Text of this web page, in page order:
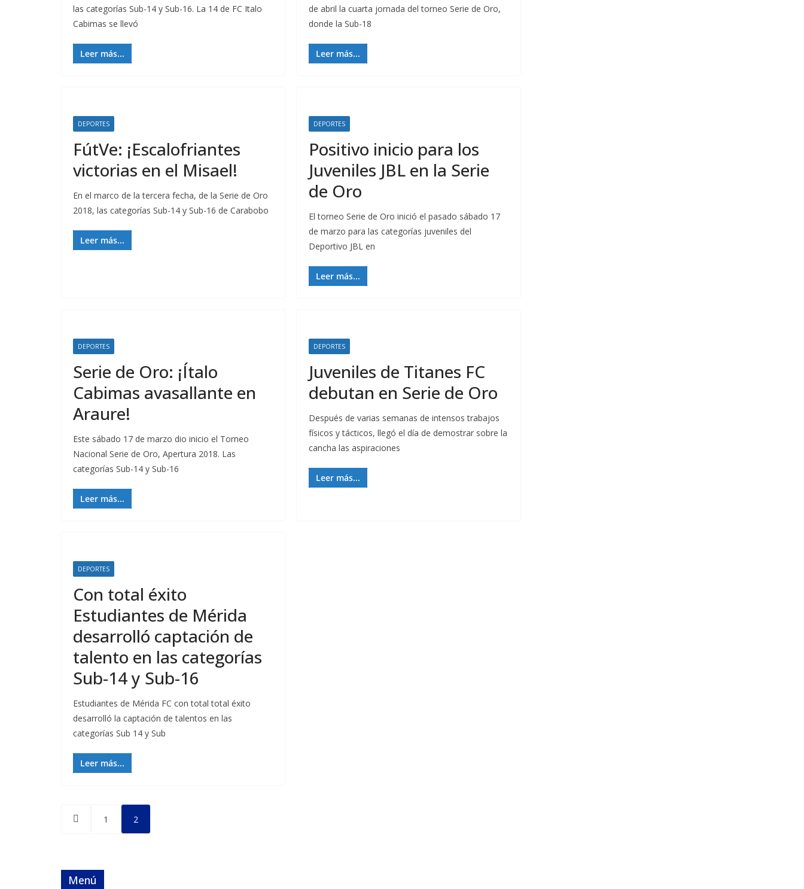
las categorías Sub-14 y Sub-16. La 14 de FC Italo
Cabimas se llevó
Leer más...
de abril la cuarta jornada del torneo Serie de Oro,
donde la Sub-18
Leer más...
DEPORTES
FútVe: ¡Escalofriantes
victorias en el Misael!
En el marco de la tercera fecha, de la Serie de Oro
2018, las categorías Sub-14 y Sub-16 de Carabobo
Leer más...
DEPORTES
Positivo inicio para los
Juveniles JBL en la Serie
de Oro
El torneo Serie de Oro inició el pasado sábado 17
de marzo para las categorías juveniles del
Deportivo JBL en
Leer más...
DEPORTES
Serie de Oro: ¡Ítalo
Cabimas avasallante en
Araure!
Este sábado 17 de marzo dio inicio el Torneo
Nacional Serie de Oro, Apertura 2018. Las
categorías Sub-14 y Sub-16
Leer más...
DEPORTES
Juveniles de Titanes FC
debutan en Serie de Oro
Después de varias semanas de intensos trabajos
físicos y tácticos, llegó el día de demostrar sobre la
cancha las aspiraciones
Leer más...
DEPORTES
Con total éxito
Estudiantes de Mérida
desarrolló captación de
talento en las categorías
Sub-14 y Sub-16
Estudiantes de Mérida FC con total total éxito
desarrolló la captación de talentos en las
categorías Sub 14 y Sub
Leer más...
Posts
pagination
1 2
Menú